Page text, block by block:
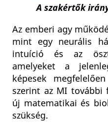
A szakértők
Az emberi agy
mint egy neurális
intuíció és az
amelyeket a
képesek
szerint az MI további
új matematikai és
szükség.